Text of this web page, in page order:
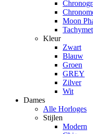
Moon
Kleur
Zwart
Blauw
Groen
GREY
Zilver
Wit
Dames
Alle Horloges
Stijlen
Modern